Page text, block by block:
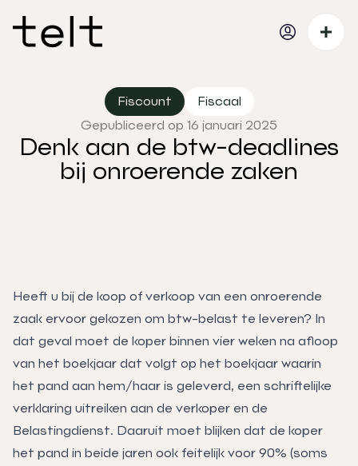
Fiscount
Fiscaal
Gepubliceerd op 16 januari 2025
Denk aan de btw-deadlines
bij onroerende zaken
Heeft u bij de koop of verkoop van een onroerende
zaak ervoor gekozen om btw-belast te leveren? In
dat geval moet de koper binnen vier weken na afloop
van het boekjaar dat volgt op het boekjaar waarin
het pand aan hem/haar is geleverd, een schriftelijke
verklaring uitreiken aan de verkoper en de
Belastingdienst. Daaruit moet blijken dat de koper
het pand in beide jaren ook feitelijk voor 90% (soms